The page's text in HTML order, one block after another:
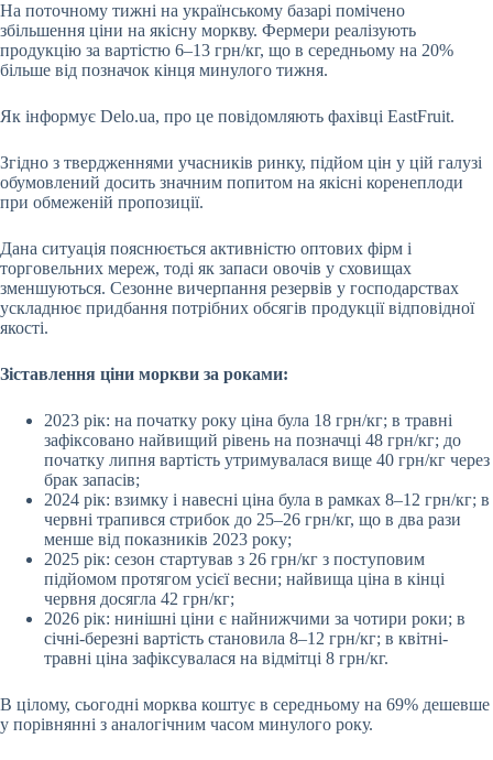
На поточному тижні на українському базарі помічено
збільшення ціни на якісну моркву. Фермери реалізують
продукцію за вартістю 6–13 грн/кг, що в середньому на 20%
більше від позначок кінця минулого тижня.
Як інформує Delo.ua, про це повідомляють фахівці EastFruit.
Згідно з твердженнями учасників ринку, підйом цін у цій галузі
обумовлений досить значним попитом на якісні коренеплоди
при обмеженій пропозиції.
Дана ситуація пояснюється активністю оптових фірм і
торговельних мереж, тоді як запаси овочів у сховищах
зменшуються. Сезонне вичерпання резервів у господарствах
ускладнює придбання потрібних обсягів продукції відповідної
якості.
Зіставлення ціни моркви за роками:
2023 рік: на початку року ціна була 18 грн/кг; в травні
зафіксовано найвищий рівень на позначці 48 грн/кг; до
початку липня вартість утримувалася вище 40 грн/кг через
брак запасів;
2024 рік: взимку і навесні ціна була в рамках 8–12 грн/кг; в
червні трапився стрибок до 25–26 грн/кг, що в два рази
менше від показників 2023 року;
2025 рік: сезон стартував з 26 грн/кг з поступовим
підйомом протягом усієї весни; найвища ціна в кінці
червня досягла 42 грн/кг;
2026 рік: нинішні ціни є найнижчими за чотири роки; в
січні-березні вартість становила 8–12 грн/кг; в квітні-
травні ціна зафіксувалася на відмітці 8 грн/кг.
В цілому, сьогодні морква коштує в середньому на 69% дешевше
у порівнянні з аналогічним часом минулого року.